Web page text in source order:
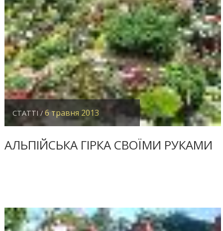
СТАТТІ / 6 травня 2013
АЛЬПІЙСЬКА ГІРКА СВОЇМИ РУКАМИ